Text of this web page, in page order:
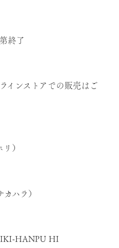
終了
ンストアでの販売はご
）
ハラ）
HANPU HI